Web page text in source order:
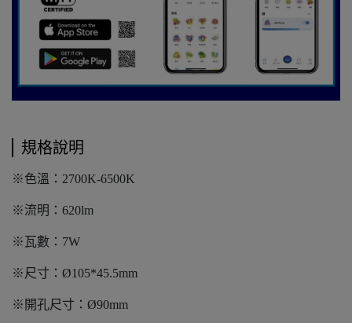
規格說明
※色溫：2700K-6500K
※流明：620lm
※瓦數：7W
※尺寸：Ø105*45.5mm
※開孔尺寸：Ø90mm